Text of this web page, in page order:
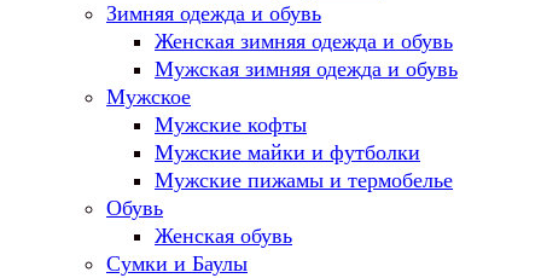
Зимняя одежда и обувь
Женская зимняя одежда и обувь
Мужская зимняя одежда и обувь
Мужское
Мужские кофты
Мужские майки и футболки
Мужские пижамы и термобелье
Обувь
Женская обувь
Сумки и Баулы